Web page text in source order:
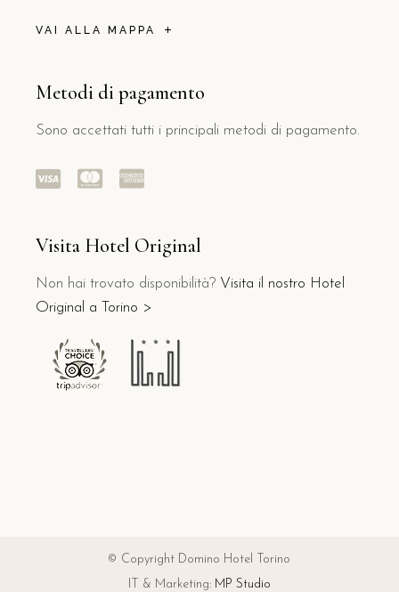
VAI ALLA MAPPA
Metodi di pagamento
Sono accettati tutti i principali metodi di pagamento.
Visita Hotel Original
Non hai trovato disponibilità? Visita il nostro Hotel
Original a Torino >
© Copyright Domino Hotel Torino
IT & Marketing: MP Studio